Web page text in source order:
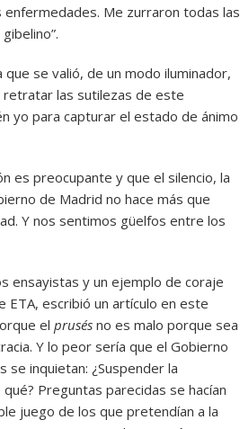
Me zurraron todas las
se valió, de un modo iluminador,
retratar las sutilezas de este
yo para capturar el estado de ánimo
es preocupante y que el silencio, la
de Madrid no hace más que
Y nos sentimos güelfos entre los
ensayistas y un ejemplo de coraje
escribió un artículo en este
el prusés no es malo porque sea
Y lo peor sería que el Gobierno
se inquietan: ¿Suspender la
Preguntas parecidas se hacían
juego de los que pretendían a la